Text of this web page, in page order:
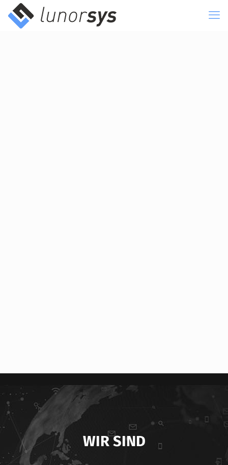
WIR SIND